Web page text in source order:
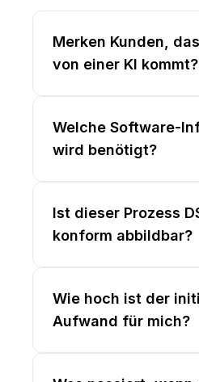
Merken Kunden,
von einer KI kommt?
Welche Software-
wird benötigt?
Ist dieser Prozess
konform abbildbar?
Wie hoch ist der
Aufwand für mich?